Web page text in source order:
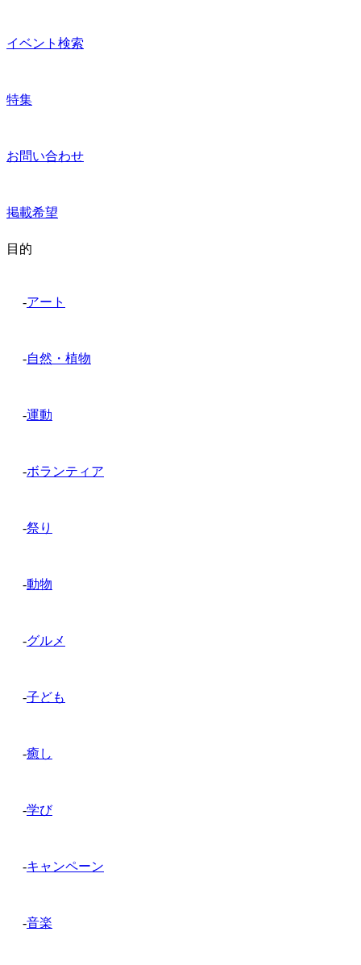
イベント検索
特集
お問い合わせ
掲載希望
目的
-アート
-自然・植物
-運動
-ボランティア
-祭り
-動物
-グルメ
-子ども
-癒し
-学び
-キャンペーン
-音楽